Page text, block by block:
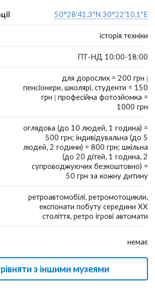
50°28'41.3"N 30°22'10.1"E
історія техніки
ПТ-НД 10:00-18:00
для дорослих = 200 грн |
пенсіонери, школярі, студенти = 150
грн | професійна фотозйомка =
1000 грн
оглядова (до 10 людей, 1 година) =
500 грн; індивідувальна (до 5
людей, 2 години) = 800 грн; шкільна
(до 20 дітей, 1 година, 2
супроводжуючих безкоштовно) =
50 грн за кожну дитину
ретроавтомобілі, ретромотоцикли,
експонати побуту середини ХХ
століття, ретро ігрові автомати
немає
з іншими музеями